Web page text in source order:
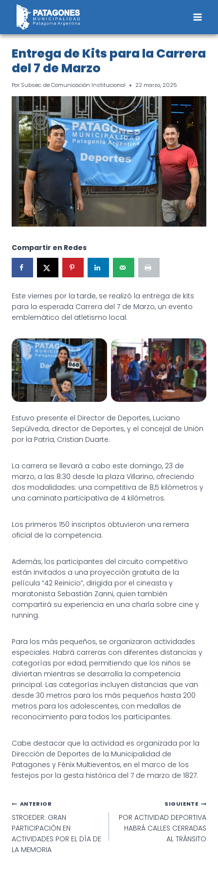
Saltar
contenido
Entrega de Kits para la Carrera
del 7 de Marzo
Por Subsec. de Comunicación Institucional 22 marzo, 2025
Compartir en Redes
Este viernes por la tarde, se realizó la entrega de kits
para la esperada Carrera del 7 de Marzo, un evento
emblemático del atletismo local.
Entrega de Kits para la
Carrera del 7 de Marzo
Entrega de Kits para la
Carrera del 7 de Marzo
Estuvo presente el Director de Deportes, Luciano
Sepúlveda, director de Deportes, y el concejal de Unión
por la Patria, Cristian Duarte.
La carrera se llevará a cabo este domingo, 23 de
marzo, a las 8:30 desde la plaza Villarino, ofreciendo
dos modalidades: una competitiva de 8,5 kilómetros y
una caminata participativa de 4 kilómetros.
Los primeros 150 inscriptos obtuvieron una remera
oficial de la competencia.
Además, los participantes del circuito competitivo
están invitados a una proyección gratuita de la
película “42 Reinicio”, dirigida por el cineasta y
maratonista Sebastián Zanni, quien también
compartirá su experiencia en una charla sobre cine y
running.
Para los más pequeños, se organizaron actividades
especiales. Habrá carreras con diferentes distancias y
categorías por edad, permitiendo que los niños se
diviertan mientras se desarrolla la competencia
principal. Las categorías incluyen distancias que van
desde 30 metros para los más pequeños hasta 200
metros para los adolescentes, con medallas de
reconocimiento para todos los participantes.
Cabe destacar que la actividad es organizada por la
Dirección de Deportes de la Municipalidad de
Patagones y Fénix Multieventos, en el marco de los
festejos por la gesta histórica del 7 de marzo de 1827.
Navegación
de
entradas
ANTERIOR
STROEDER: GRAN
PARTICIPACIÓN EN
ACTIVIDADES POR EL DÍA DE
LA MEMORIA
SIGUIENTE
POR ACTIVIDAD DEPORTIVA
HABRÁ CALLES CERRADAS
AL TRÁNSITO